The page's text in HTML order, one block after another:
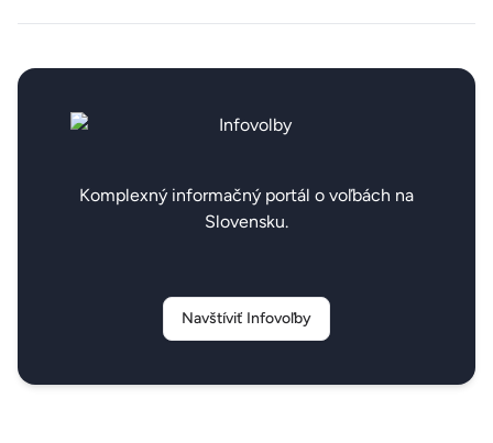
Komplexný informačný portál o voľbách na
Slovensku.
Navštíviť Infovoľby